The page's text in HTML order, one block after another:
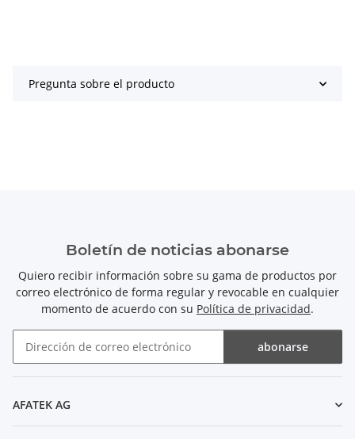
Pregunta sobre el producto
Boletín de noticias abonarse
Quiero recibir información sobre su gama de productos por
correo electrónico de forma regular y revocable en cualquier
momento de acuerdo con su Política de privacidad.
abonarse
AFATEK AG